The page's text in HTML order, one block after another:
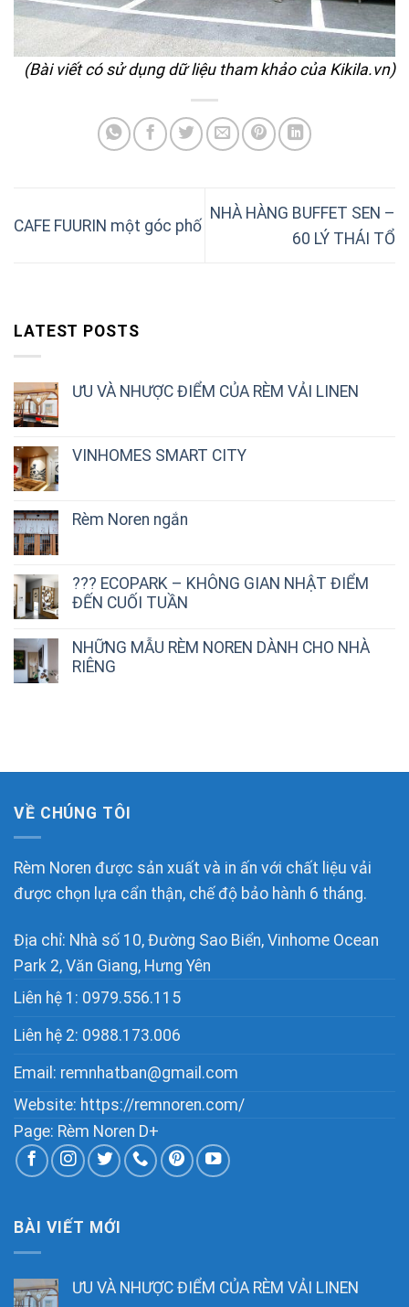
LATEST POSTS
ƯU VÀ NHƯỢC ĐIỂM CỦA RÈM VẢI LINEN
VINHOMES SMART CITY
Rèm Noren ngắn
??? ECOPARK – KHÔNG GIAN NHẬT ĐIỂM
ĐẾN CUỐI TUẦN
NHỮNG MẪU RÈM NOREN DÀNH CHO NHÀ
RIÊNG
(Bài viết có sử dụng dữ liệu tham khảo của Kikila.vn)
CAFE FUURIN một góc phố
NHÀ HÀNG BUFFET SEN –
60 LÝ THÁI TỔ
VỀ CHÚNG TÔI
Rèm Noren được sản xuất và in ấn với chất liệu vải
được chọn lựa cẩn thận, chế độ bảo hành 6 tháng.
Địa chỉ: Nhà số 10, Đường Sao Biển, Vinhome Ocean
Park 2, Văn Giang, Hưng Yên
Liên hệ 1: 0979.556.115
Liên hệ 2: 0988.173.006
Email: remnhatban@gmail.com
Website: https://remnoren.com/
Page: Rèm Noren D+
BÀI VIẾT MỚI
ƯU VÀ NHƯỢC ĐIỂM CỦA RÈM VẢI LINEN